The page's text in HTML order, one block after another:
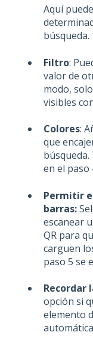
Aquí
búsqueda.
Filtro:
valor de
modo,
visibles
Colores:
que
en el paso
Permitir
barras:
escanear
QR para
carguen
paso 5 se
Recordar
opción si
elemento